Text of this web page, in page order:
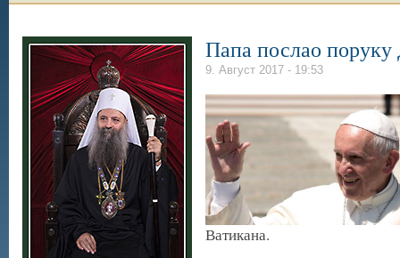
Папа послао поруку
9. Август 2017 - 19:53
Ватикана.